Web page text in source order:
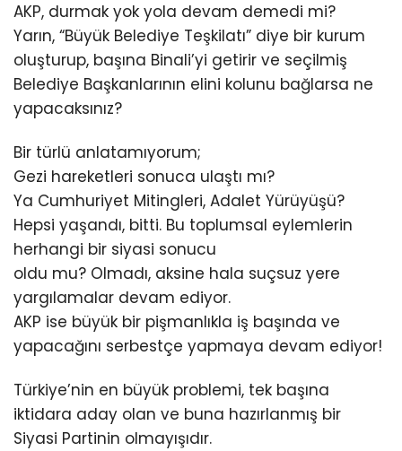
AKP, durmak yok yola devam demedi mi?
Yarın, “Büyük Belediye Teşkilatı” diye bir kurum
oluşturup, başına Binali’yi getirir ve seçilmiş
Belediye Başkanlarının elini kolunu bağlarsa ne
yapacaksınız?
Bir türlü anlatamıyorum;
Gezi hareketleri sonuca ulaştı mı?
Ya Cumhuriyet Mitingleri, Adalet Yürüyüşü?
Hepsi yaşandı, bitti. Bu toplumsal eylemlerin
herhangi bir siyasi sonucu
oldu mu? Olmadı, aksine hala suçsuz yere
yargılamalar devam ediyor.
AKP ise büyük bir pişmanlıkla iş başında ve
yapacağını serbestçe yapmaya devam ediyor!
Türkiye’nin en büyük problemi, tek başına
iktidara aday olan ve buna hazırlanmış bir
Siyasi Partinin olmayışıdır.